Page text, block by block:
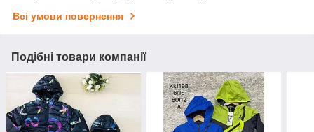
Всі умови повернення
Подібні товари компанії